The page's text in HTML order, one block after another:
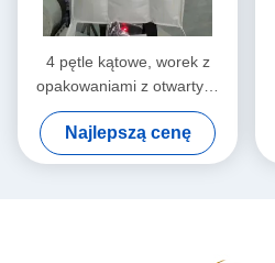
4 pętle kątowe, worek z
opakowaniami z otwartymi
na kurz i pojemnością do
2000 kg
Najlepszą cenę